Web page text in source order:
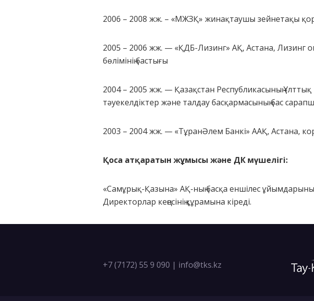
2006 – 2008 жж. – «МЖЗҚ» жинақтаушы зейнетақы
2005 – 2006 жж. — «ҚДБ-Лизинг» АҚ, Астана, Лизинг
бөлімінің бастығы
2004 – 2005 жж. — Қазақстан Республикасының
тәуекелдіктер және талдау басқармасының бас
2003 – 2004 жж. — «ТұранӘлем Банкі» ААҚ, Астана,
Қоса атқаратын жұмысы және ДК мүшелігі:
«Самұрық-Қазына» АҚ-ның басқа еншілес
Директорлар кеңесінің құрамына кіреді.
+7 (7172) 55 9 090 | info@tks.kz